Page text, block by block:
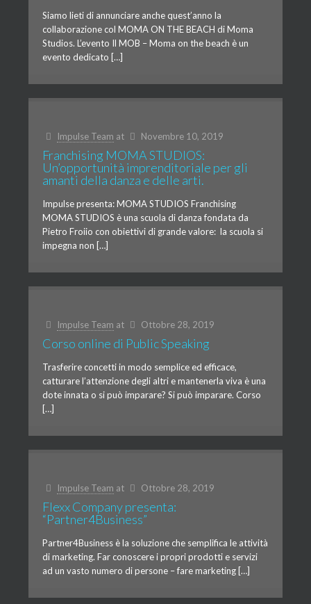
Siamo lieti di annunciare anche quest’anno la
collaborazione col MOMA ON THE BEACH di Moma
Studios. L’evento Il MOB – Moma on the beach è un
evento dedicato […]
Impulse Team at Novembre 10, 2019
Franchising MOMA STUDIOS:
Un’opportunità imprenditoriale per gli
amanti della danza e delle arti.
Impulse presenta: MOMA STUDIOS Franchising
MOMA STUDIOS è una scuola di danza fondata da
Pietro Froiio con obiettivi di grande valore: la scuola si
impegna non […]
Impulse Team at Ottobre 28, 2019
Corso online di Public Speaking
Trasferire concetti in modo semplice ed efficace,
catturare l’attenzione degli altri e mantenerla viva è una
dote innata o si può imparare? Si può imparare. Corso
[…]
Impulse Team at Ottobre 28, 2019
Flexx Company presenta:
“Partner4Business”
Partner4Business è la soluzione che semplifica le attività
di marketing. Far conoscere i propri prodotti e servizi
ad un vasto numero di persone – fare marketing […]